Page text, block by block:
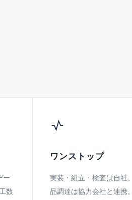
ー
数
ワンストップ
実装・組立・検査は自社
品調達は協力会社と連携